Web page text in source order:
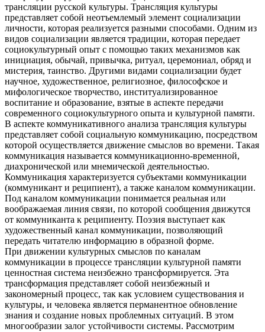
трансляции русской культуры. Трансляция культуры
представляет собой неотъемлемый элемент социализации
личности, которая реализуется разными способами. Одним из
видов социализации является традиции, которая передает
социокультурный опыт с помощью таких механизмов как
инициация, обычай, привычка, ритуал, церемониал, обряд и
мистерия, таинство. Другими видами социализации будет
научное, художественное, религиозное, философское и
мифологическое творчество, институализированное
воспитание и образование, взятые в аспекте передачи
современного социокультурного опыта и культурной памяти.
В аспекте коммуникативного анализа трансляция культуры
представляет собой социальную коммуникацию, посредством
которой осуществляется движение смыслов во времени. Такая
коммуникация называется коммуникационно-временной,
диахронической или мнемической деятельностью.
Коммуникация характеризуется субъектами коммуникации
(коммуникант и реципиент), а также каналом коммуникации.
Под каналом коммуникации понимается реальная или
воображаемая линия связи, по которой сообщения движутся
от коммуниканта к реципиенту. Поэзия выступает как
художественный канал коммуникации, позволяющий
передать читателю информацию в образной форме.
При движении культурных смыслов по каналам
коммуникации в процессе трансляции культурной памяти
ценностная система неизбежно трансформируется. Эта
трансформация представляет собой неизбежный и
закономерный процесс, так как условием существования и
культуры, и человека является перманентное обновление
знания и создание новых проблемных ситуаций. В этом
многообразии залог устойчивости системы. Рассмотрим